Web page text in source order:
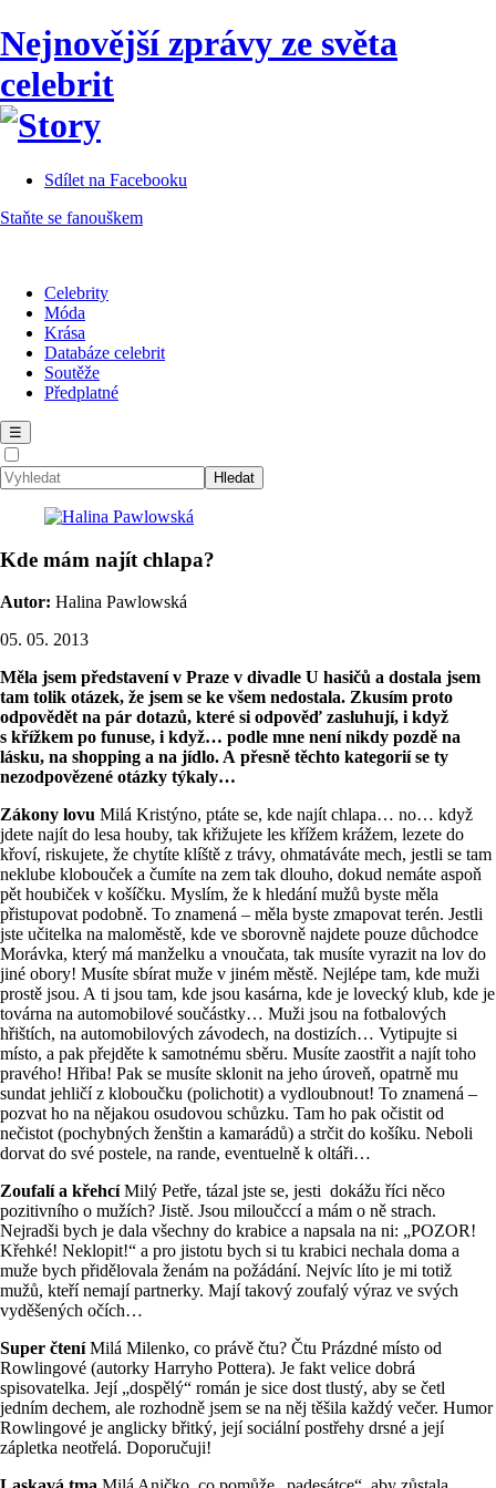
Nejnovější zprávy ze světa
celebrit
Sdílet na Facebooku
Staňte se fanouškem
Celebrity
Móda
Krása
Databáze celebrit
Soutěže
Předplatné
☰
Kde mám najít chlapa?
Autor: Halina Pawlowská
05. 05. 2013
Měla jsem představení v Praze v divadle U hasičů a dostala jsem
tam tolik otázek, že jsem se ke všem nedostala. Zkusím proto
odpovědět na pár dotazů, které si odpověď zasluhují, i když
s křížkem po funuse, i když… podle mne není nikdy pozdě na
lásku, na shopping a na jídlo. A přesně těchto kategorií se ty
nezodpovězené otázky týkaly…
Zákony lovu Milá Kristýno, ptáte se, kde najít chlapa… no… když
jdete najít do lesa houby, tak křižujete les křížem krážem, lezete do
křoví, riskujete, že chytíte klíště z trávy, ohmatáváte mech, jestli se tam
neklube klobouček a čumíte na zem tak dlouho, dokud nemáte aspoň
pět houbiček v košíčku. Myslím, že k hledání mužů byste měla
přistupovat podobně. To znamená – měla byste zmapovat terén. Jestli
jste učitelka na maloměstě, kde ve sborovně najdete pouze důchodce
Morávka, který má manželku a vnoučata, tak musíte vyrazit na lov do
jiné obory! Musíte sbírat muže v jiném městě. Nejlépe tam, kde muži
prostě jsou. A ti jsou tam, kde jsou kasárna, kde je lovecký klub, kde je
továrna na automobilové součástky… Muži jsou na fotbalových
hřištích, na automobilových závodech, na dostizích… Vytipujte si
místo, a pak přejděte k samotnému sběru. Musíte zaostřit a najít toho
pravého! Hřiba! Pak se musíte sklonit na jeho úroveň, opatrně mu
sundat jehličí z kloboučku (polichotit) a vydloubnout! To znamená –
pozvat ho na nějakou osudovou schůzku. Tam ho pak očistit od
nečistot (pochybných ženštin a kamarádů) a strčit do košíku. Neboli
dorvat do své postele, na rande, eventuelně k oltáři…
Zoufalí a křehcíMilý Petře, tázal jste se, jesti dokážu říci něco
pozitivního o mužích? Jistě. Jsou miloučccí a mám o ně strach.
Nejradši bych je dala všechny do krabice a napsala na ni: „POZOR!
Křehké! Neklopit!“ a pro jistotu bych si tu krabici nechala doma a
muže bych přidělovala ženám na požádání. Nejvíc líto je mi totiž
mužů, kteří nemají partnerky. Mají takový zoufalý výraz ve svých
vyděšených očích…
Super čteníMilá Milenko, co právě čtu? Čtu Prázdné místo od
Rowlingové (autorky Harryho Pottera). Je fakt velice dobrá
spisovatelka. Její „dospělý“ román je sice dost tlustý, aby se četl
jedním dechem, ale rozhodně jsem se na něj těšila každý večer. Humor
Rowlingové je anglicky břitký, její sociální postřehy drsné a její
zápletka neotřelá. Doporučuji!